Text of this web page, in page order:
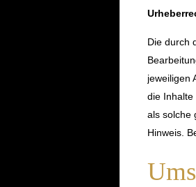
Die durch
jeweiligen
die Inhalte
als solche
Hinweis.